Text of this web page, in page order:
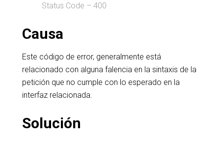
Status Code – 400
Causa
Este código de error, generalmente está
relacionado con alguna falencia en la sintaxis de la
petición que no cumple con lo esperado en la
interfaz relacionada.
Solución